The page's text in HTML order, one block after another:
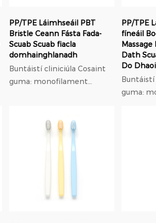
PP/TPE Láimhseáil PBT
Bristle Ceann Fásta Fada-
Scuab Scuab fiacla
domhainghlanadh
Buntáistí cliniciúla Cosaint
guma: monofilament
37% níos lú brú ar gumaí ná
orthodontach: f...
PP/TPE
fíneáil
Massage
Dath
Do
Buntáistí
guma:
modulus
37%